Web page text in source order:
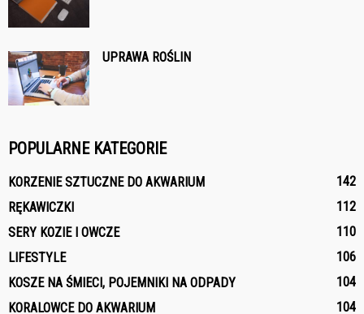
UPRAWA ROŚLIN
POPULARNE KATEGORIE
KORZENIE SZTUCZNE DO AKWARIUM
142
RĘKAWICZKI
112
SERY KOZIE I OWCZE
110
LIFESTYLE
106
KOSZE NA ŚMIECI, POJEMNIKI NA ODPADY
104
KORALOWCE DO AKWARIUM
104